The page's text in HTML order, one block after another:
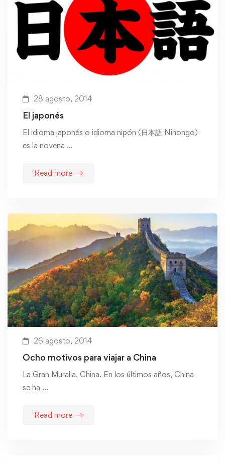
28 agosto, 2014
El japonés
El idioma japonés o idioma nipón (日本語 Nihongo)
es la novena …
Read more
26 agosto, 2014
Ocho motivos para viajar a China
La Gran Muralla, China. En los últimos años, China
se ha …
Read more